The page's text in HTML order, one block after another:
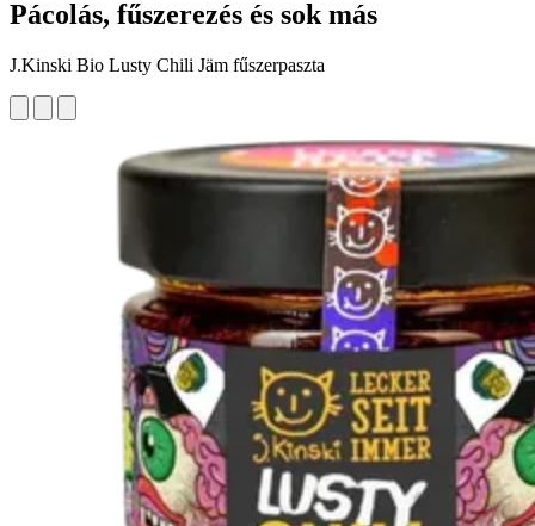
Pácolás, fűszerezés és sok más
J.Kinski Bio Lusty Chili Jäm fűszerpaszta